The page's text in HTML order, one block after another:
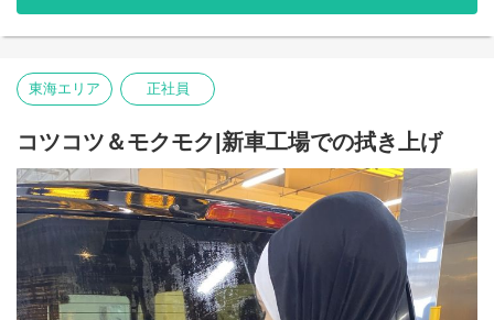
私たちは普段何気なく乗っている車の備品を
新車の工場で取付るお仕事をしています。
この場所で知識や技術を身に付け、
自分・家族・友達の車もいじることができ、
しっかりと指導しますので、まずはお気軽にご応募下さい。
中部カーサービスでは、
20～40代の女性、主婦さんが活躍中！
週休2日の土日休みなので、家事や
子育てと両立しながら働いています！
東海エリア 正社員
コツコツ＆モクモク|新車工場での拭き上げ